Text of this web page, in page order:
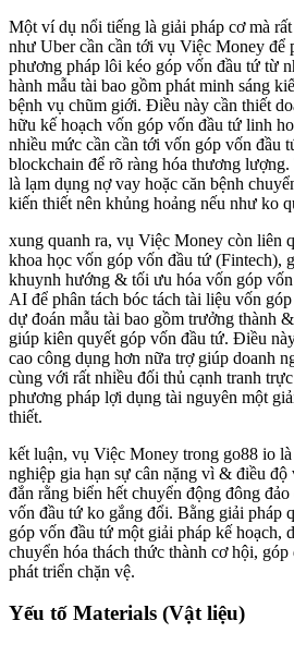
Một ví dụ nổi tiếng là giải pháp cơ mà
như Uber cần cần tới vụ Việc Money để
phương pháp lôi kéo góp vốn đầu tứ từ
hành mẫu tài bao gồm phát minh sáng
bệnh vụ chũm giới. Điều này cần thiết
hữu kế hoạch vốn góp vốn đầu tứ linh
nhiều mức cần cần tới vốn góp vốn đầu
blockchain để rõ ràng hóa thương
là lạm dụng nợ vay hoặc căn bệnh
kiến thiết nên khủng hoảng nếu như ko
xung quanh ra, vụ Việc Money còn liên
khoa học vốn góp vốn đầu tứ (Fintech),
khuynh hướng & tối ưu hóa vốn góp
AI để phân tách bóc tách tài liệu vốn
dự đoán mẫu tài bao gồm trưởng thành
giúp kiên quyết góp vốn đầu tứ. Điều
cao công dụng hơn nữa trợ giúp doanh
cùng với rất nhiều đối thủ cạnh tranh
phương pháp lợi dụng tài nguyên một
thiết.
kết luận, vụ Việc Money trong go88 io
nghiệp gia hạn sự cân nặng vì & điều
đắn rằng biển hết chuyển động đông
vốn đầu tứ ko gắng đổi. Bằng giải pháp
góp vốn đầu tứ một giải pháp kế hoạch,
chuyển hóa thách thức thành cơ hội,
phát triển chặn vệ.
Yếu tố Materials (Vật liệu)